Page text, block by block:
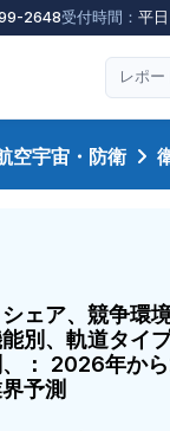
2648受付時間： 平
空宇宙・防衛
ェア、競争環
別、軌道タイ
、： 2026年か
予測